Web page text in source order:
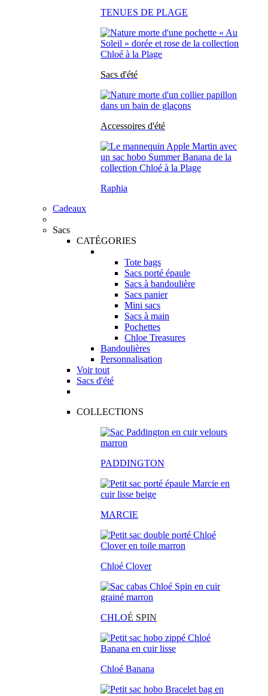
TENUES DE PLAGE
Sacs d'été
Accessoires d'été
Raphia
Cadeaux
Sacs
CATÉGORIES
Tote bags
Sacs porté épaule
Sacs à bandoulière
Sacs panier
Mini sacs
Sacs à main
Pochettes
Chloe Treasures
Bandoulières
Personnalisation
Voir tout
Sacs d'été
COLLECTIONS
PADDINGTON
MARCIE
Chloé Clover
CHLOÉ SPIN
Chloé Banana